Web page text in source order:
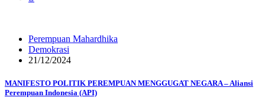
Perempuan Mahardhika
Demokrasi
21/12/2024
MANIFESTO POLITIK PEREMPUAN MENGGUGAT NEGARA – Aliansi
Perempuan Indonesia (API)